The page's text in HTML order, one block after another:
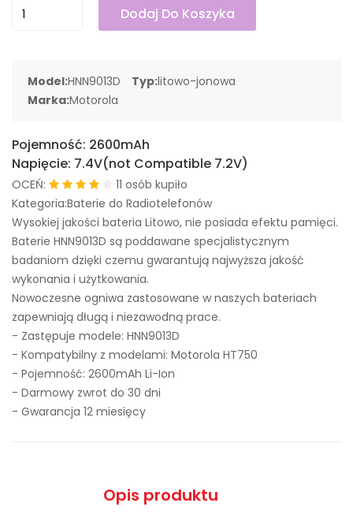
Dodaj Do Koszyka
Model:HNN9013D Typ:litowo-jonowa
Marka:Motorola
Pojemność: 2600mAh
Napięcie: 7.4V(not Compatible 7.2V)
OCEŃ:
11 osób kupiło
Kategoria:Baterie do Radiotelefonów
Wysokiej jakości bateria Litowo, nie posiada efektu pamięci.
Baterie HNN9013D są poddawane specjalistycznym
badaniom dzięki czemu gwarantują najwyższa jakość
wykonania i użytkowania.
Nowoczesne ogniwa zastosowane w naszych bateriach
zapewniają długą i niezawodną prace.
- Zastępuje modele: HNN9013D
- Kompatybilny z modelami: Motorola HT750
- Pojemność: 2600mAh Li-Ion
- Darmowy zwrot do 30 dni
- Gwarancja 12 miesięcy
Opis produktu